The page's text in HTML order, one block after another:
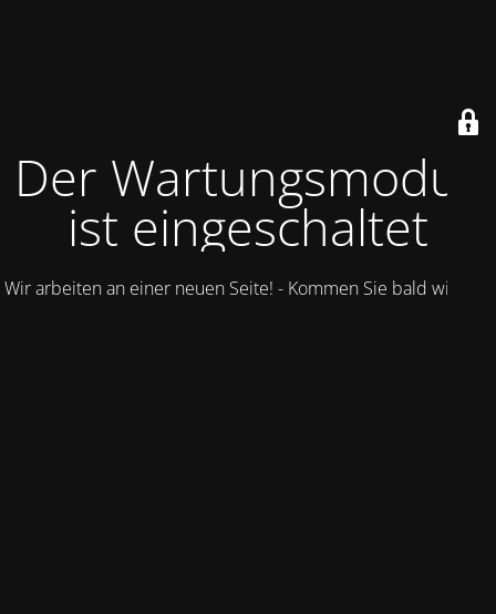
Der Wartungsmodus
ist eingeschaltet
Wir arbeiten an einer neuen Seite! - Kommen Sie bald wieder.